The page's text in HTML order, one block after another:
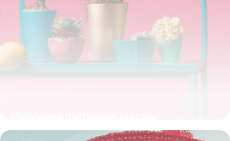
l’opportunité clé pour générer des revenus